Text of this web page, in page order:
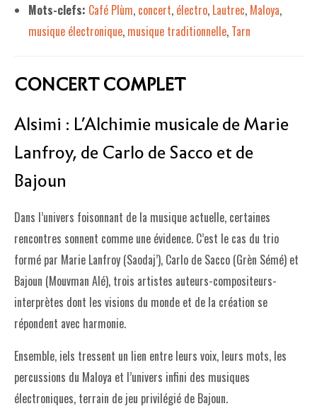
LA LIBRAIRIE
UNE LIBRAIRIE INDÉPENDANTE
INFOS & ACCESSIBILITÉ
Mots-clefs: Café Plùm, concert, électro, Lautrec, Maloya,
musique électronique, musique traditionnelle, Tarn
CONCERT COMPLET
Alsimi : L’Alchimie musicale de Marie
Lanfroy, de Carlo de Sacco et de
Bajoun
Dans l’univers foisonnant de la musique actuelle, certaines
rencontres sonnent comme une évidence. C’est le cas du trio
formé par Marie Lanfroy (Saodaj’), Carlo de Sacco (Grèn Sémé) et
Bajoun (Mouvman Alé), trois artistes auteurs-compositeurs-
interprètes dont les visions du monde et de la création se
répondent avec harmonie.
Ensemble, iels tressent un lien entre leurs voix, leurs mots, les
percussions du Maloya et l’univers infini des musiques
électroniques, terrain de jeu privilégié de Bajoun.